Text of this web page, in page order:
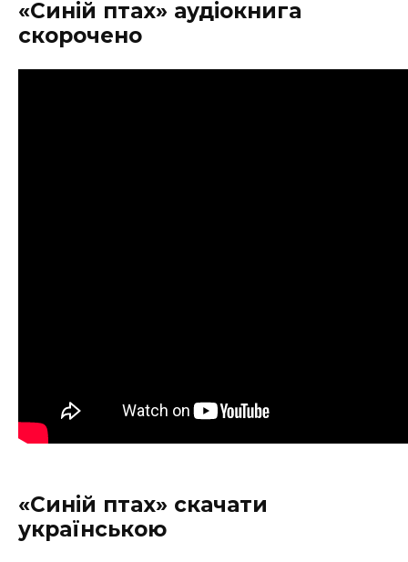
«Синій птах» аудіокнига
скорочено
«Синій птах» скачати
українською